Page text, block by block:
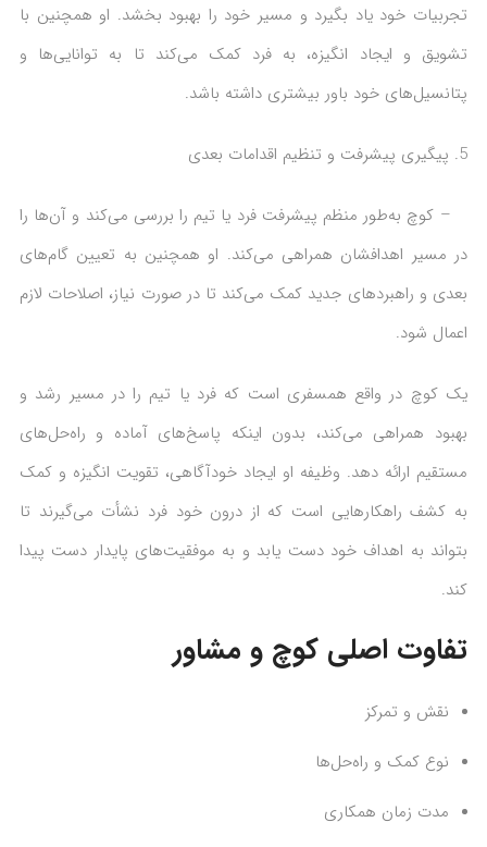
تجربیات خود یاد بگیرد و مسیر خود را بهبود بخشد. او همچنین با
تشویق و ایجاد انگیزه، به فرد کمک می‌کند تا به توانایی‌ها و
پتانسیل‌های خود باور بیشتری داشته باشد.
پیگیری پیشرفت و تنظیم اقدامات بعدی
– کوچ به‌طور منظم پیشرفت فرد یا تیم را بررسی می‌کند و آن‌ها را
در مسیر اهدافشان همراهی می‌کند. او همچنین به تعیین گام‌های
بعدی و راهبردهای جدید کمک می‌کند تا در صورت نیاز، اصلاحات لازم
اعمال شود.
یک کوچ در واقع همسفری است که فرد یا تیم را در مسیر رشد و
بهبود همراهی می‌کند، بدون اینکه پاسخ‌های آماده و راه‌حل‌های
مستقیم ارائه دهد. وظیفه او ایجاد خودآگاهی، تقویت انگیزه و کمک
به کشف راهکارهایی است که از درون خود فرد نشأت می‌گیرند تا
بتواند به اهداف خود دست یابد و به موفقیت‌های پایدار دست پیدا
کند.
تفاوت اصلی کوچ و مشاور
نقش و تمرکز
نوع کمک و راه‌حل‌ها
مدت زمان همکاری